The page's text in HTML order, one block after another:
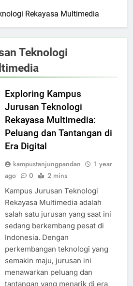
Rekayasa Multimedia
Teknologi
Exploring Kampus
Jurusan Teknologi
Rekayasa Multimedia:
Peluang dan Tantangan di
Era Digital
kampustanjungpandan
1 year
ago
0 2 mins
Kampus Jurusan Teknologi
Rekayasa Multimedia adalah
salah satu jurusan yang saat ini
sedang berkembang pesat di
Indonesia. Dengan
perkembangan teknologi yang
semakin maju, jurusan ini
menawarkan peluang dan
tantangan yang menarik di era